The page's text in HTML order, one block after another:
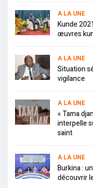
A LA UNE
Kunde
œuvres
A LA UNE
Situation
vigilance
A LA UNE
« Tama
interpelle
saint
A LA UNE
Burkina :
découvrir